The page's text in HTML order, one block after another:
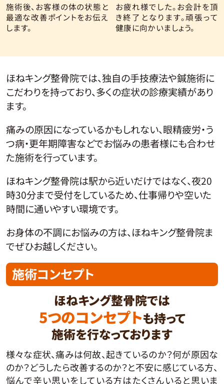
施術後、お客様の体の状態と
最適な改善ポイントをお伝え
します。
お疲れ様でした。お会計を頂
き終了となります。頑張って
健康に向かいましょう。
ほねキング整骨院では、独自の手技療法や鍼施術に
こだわりを持っており、多くの症状の診療実績があり
ます。
痛みの原因になっているかもしれない、眼精疲労・う
つ病・更年期障害などでお悩みの患者様にも合わせ
た施術を行っています。
ほねキング整骨院は駅から近いだけではなく、夜20
時30分まで受付をしているため、仕事帰りや空いた
時間に通いやすい環境です。
お身体の不調にお悩みの方は、ほねキング整骨院ま
でぜひお越しください。
施術コンセプト
ほねキング整骨院では
5つのコンセプトも持って
施術を行なっております
様々な症状、痛みは何故、起きているのか？何が原因な
のか？どうしたら改善するのか？と不安に感じている方、
悩んで辛い思いをしている方はたくさんいると思いま